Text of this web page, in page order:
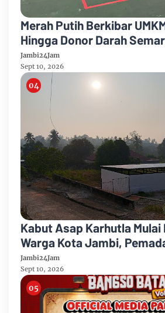
Merah Putih Berkibar
Hingga Donor Darah
Ke-81 Di PTPN IV Regional IV
Jambi24Jam
Sept 10, 2026
Kabut Asap Karhutla Mulai
Warga Kota Jambi,
Sungai Gelam Terus Dikebut
Jambi24Jam
Sept 10, 2026